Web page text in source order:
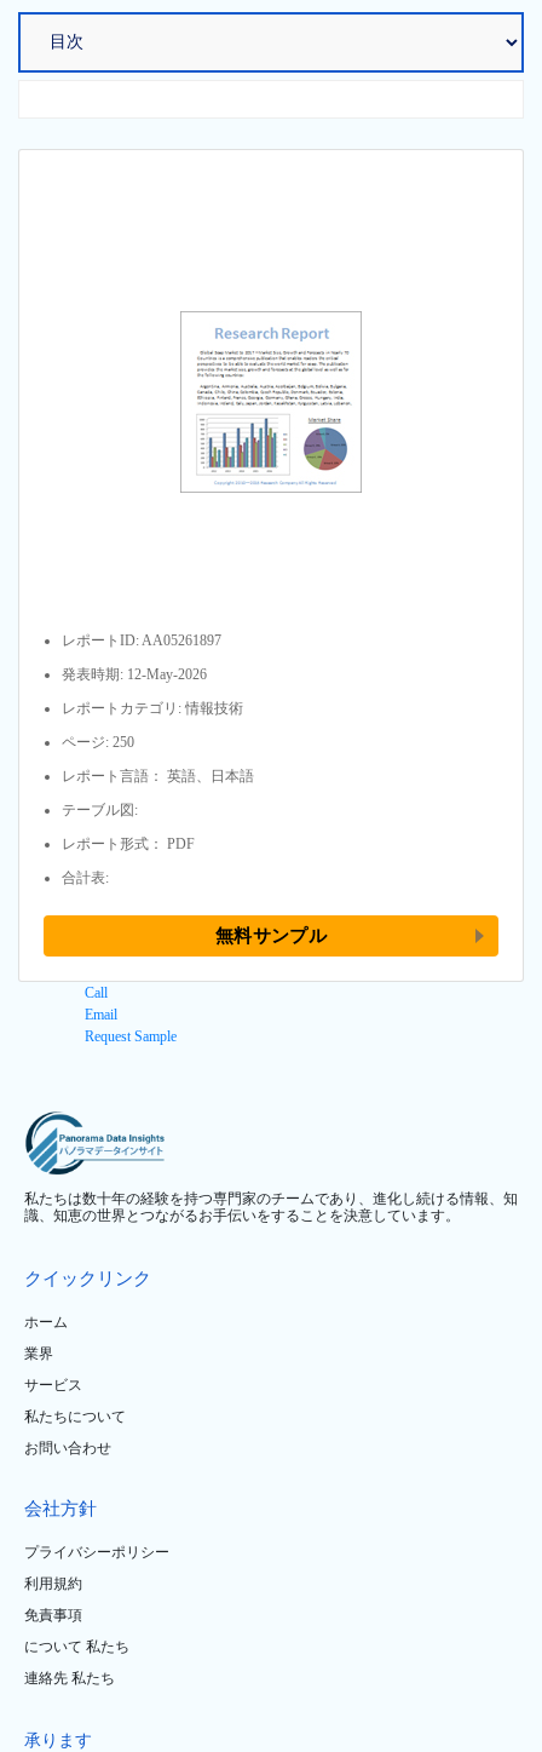
レポートID: AA05261897
発表時期: 12-May-2026
レポートカテゴリ: 情報技術
ページ: 250
レポート言語： 英語、日本語
テーブル図:
レポート形式： PDF
合計表:
無料サンプル
Call
Email
Request Sample
私たちは数十年の経験を持つ専門家のチームであり、進化し続ける情報、知
識、知恵の世界とつながるお手伝いをすることを決意しています。
クイックリンク
ホーム
業界
サービス
私たちについて
お問い合わせ
会社方針
プライバシーポリシー
利用規約
免責事項
について 私たち
連絡先 私たち
承ります